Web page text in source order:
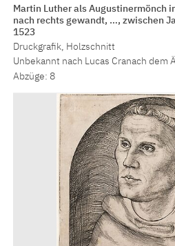
Martin Luther als Augustinermönch
nach rechts gewandt, …, zwischen
1523
Druckgrafik, Holzschnitt
Unbekannt nach Lucas Cranach dem
Abzüge: 8